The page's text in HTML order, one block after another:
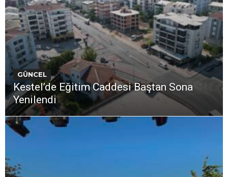
GÜNCEL
Kestel’de Eğitim Caddesi Baştan Sona
Yenilendi